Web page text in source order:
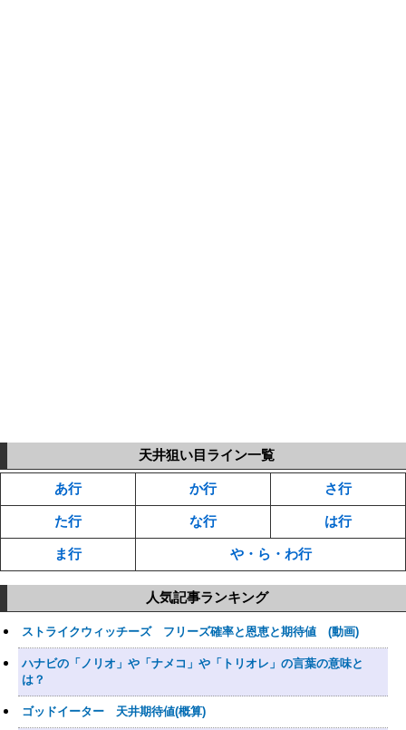
天井狙い目ライン一覧
あ行 か行 さ行
た行 な行 は行
ま行 や・ら・わ行
人気記事ランキング
ストライクウィッチーズ フリーズ確率と恩恵と期待値 (動画)
ハナビの「ノリオ」や「ナメコ」や「トリオレ」の言葉の意味と
は？
ゴッドイーター 天井期待値(概算)